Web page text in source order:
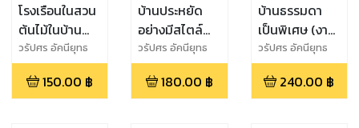
โรงเรือนในสวน
ต้นไม้ในบ้าน
Greenhouse &
Planthouse
วรัปศร อัคนียุทธ
150.00 ฿
บ้านประหยัด
อย่างมีสไตล์
Small House,
Small Budget
วรัปศร อัคนียุทธ
180.00 ฿
บ้านธรรมดา
เป็นพิเศษ (งาน
บ้านและสวน
แฟร์ปลายปี 61)
วรัปศร อัคนียุทธ
240.00 ฿